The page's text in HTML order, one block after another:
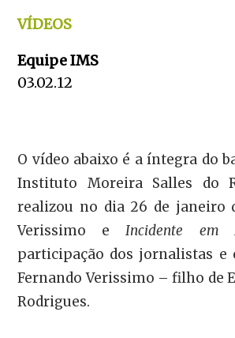
VÍDEOS
Equipe IMS
03.02.12
O vídeo abaixo é a íntegra do
Instituto Moreira Salles do
realizou no dia 26 de janeiro
Verissimo eIncidente em
participação dos jornalistas e
Fernando Verissimo – filho de
Rodrigues.